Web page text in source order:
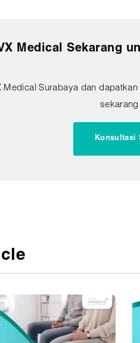
Medical Sekarang
Medical Surabaya dan
Konsultasi